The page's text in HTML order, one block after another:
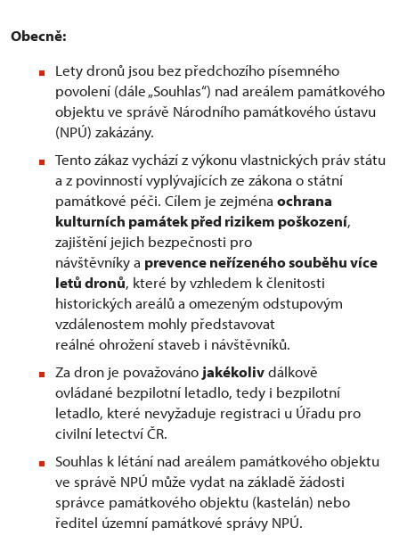
Obecně:
Lety dronů jsou bez předchozího písemného
povolení (dále „Souhlas“) nad areálem památkového
objektu ve správě Národního památkového ústavu
(NPÚ) zakázány.
Tento zákaz vychází z výkonu vlastnických práv státu
a z povinností vyplývajících ze zákona o státní
památkové péči. Cílem je zejména ochrana
kulturních památek před rizikem poškození,
zajištění jejich bezpečnosti pro
návštěvníky a prevence neřízeného souběhu více
letů dronů, které by vzhledem k členitosti
historických areálů a omezeným odstupovým
vzdálenostem mohly představovat
reálné ohrožení staveb i návštěvníků.
Za dron je považováno jakékolivdálkově
ovládané bezpilotní letadlo, tedy i bezpilotní
letadlo, které nevyžaduje registraci u Úřadu pro
civilní letectví ČR.
Souhlas k létání nad areálem památkového objektu
ve správě NPÚ může vydat na základě žádosti
správce památkového objektu (kastelán) nebo
ředitel územní památkové správy NPÚ.